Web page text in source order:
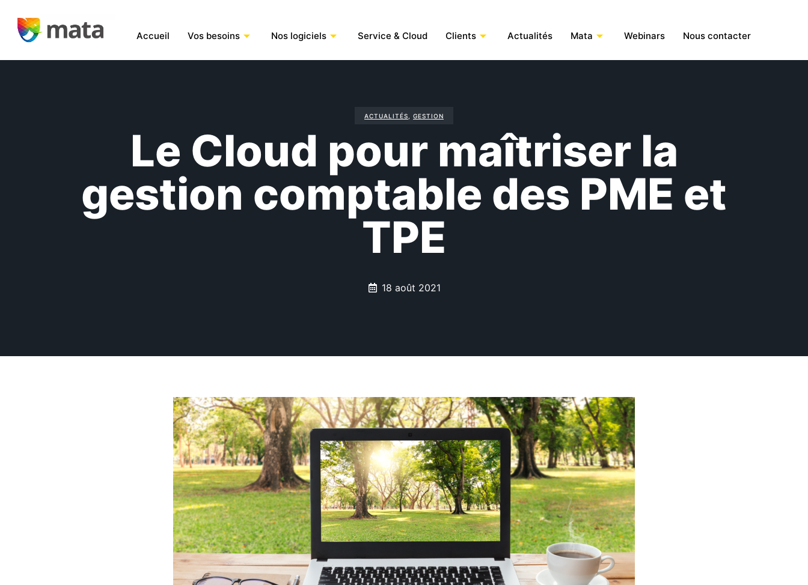
Accueil Vos besoins Nos logiciels Service & Cloud Clients Actualités Mata Webinars Nous contacter
ACTUALITÉS GESTION
Le Cloud pour maîtriser la
gestion comptable des PME et
TPE
18 août 2021